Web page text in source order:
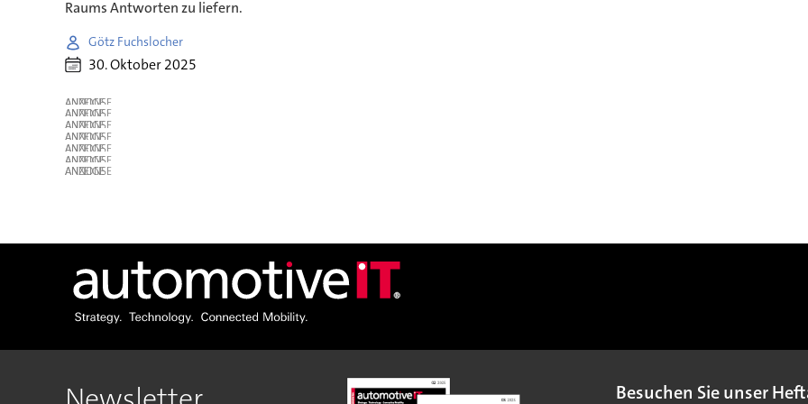
Raums Antworten zu liefern.
Götz Fuchslocher
30. Oktober 2025
ANZEIGE
ANZEIGE
ANZEIGE
ANZEIGE
ANZEIGE
ANZEIGE
ANZEIGE
Besuchen Sie unser